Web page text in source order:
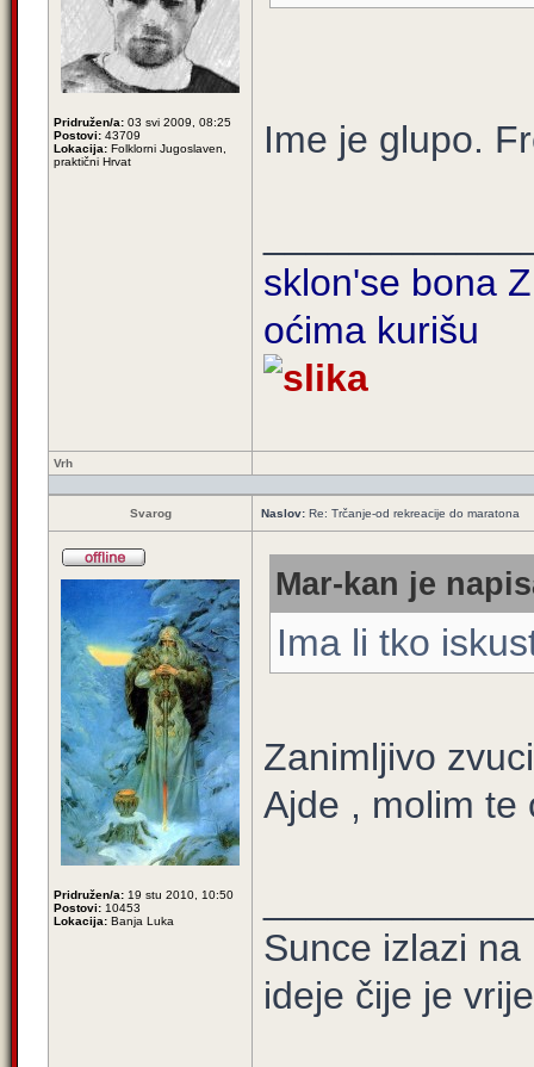
Pridružen/a: 03 svi 2009, 08:25
Postovi: 43709
Lokacija: Folklorni Jugoslaven,
praktični Hrvat
Ime je glupo.
sklon'se bona
oćima kurišu
Vrh
Svarog Naslov: Re: Trčanje-od rekreacije do maratona
Pridružen/a: 19 stu 2010, 10:50
Postovi: 10453
Lokacija: Banja Luka
Mar-kan je
Ima li tko
Zanimljivo
Ajde , molim te
Sunce izlazi
ideje čije je